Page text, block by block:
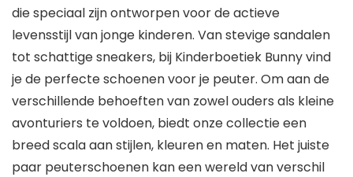
die speciaal zijn ontworpen voor de actieve
levensstijl van jonge kinderen. Van stevige sandalen
tot schattige sneakers, bij Kinderboetiek Bunny vind
je de perfecte schoenen voor je peuter. Om aan de
verschillende behoeften van zowel ouders als kleine
avonturiers te voldoen, biedt onze collectie een
breed scala aan stijlen, kleuren en maten. Het juiste
paar peuterschoenen kan een wereld van verschil